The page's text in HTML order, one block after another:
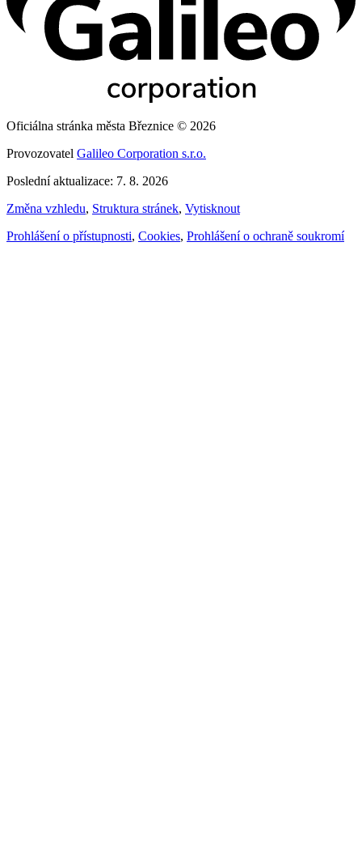
Oficiálna stránka města Březnice © 2026
Provozovatel Galileo Corporation s.r.o.
Poslední aktualizace: 7. 8. 2026
Změna vzhledu, Struktura stránek, Vytisknout
Prohlášení o přístupnosti, Cookies, Prohlášení o ochraně soukromí